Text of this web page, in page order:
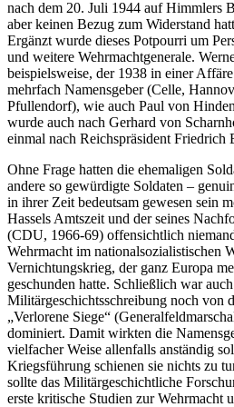
nach dem 20. Juli 1944 auf Himmlers
aber keinen Bezug zum Widerstand
Ergänzt wurde dieses Potpourri um
und weitere Wehrmachtgenerale.
beispielsweise, der 1938 in einer
mehrfach Namensgeber (Celle,
Pfullendorf), wie auch Paul von
wurde auch nach Gerhard von
einmal nach Reichspräsident Friedrich
Ohne Frage hatten die ehemaligen
andere so gewürdigte Soldaten –
in ihrer Zeit bedeutsam gewesen sein
Hassels Amtszeit und der seines
(CDU, 1966-69) offensichtlich
Wehrmacht im nationalsozialistischen
Vernichtungskrieg, der ganz Europa
geschunden hatte. Schließlich war
Militärgeschichtsschreibung noch von
„Verlorene Siege“
dominiert. Damit wirkten die
vielfacher Weise allenfalls anständig
Kriegsführung schienen sie nichts zu
sollte das Militärgeschichtliche
erste kritische Studien zur Wehrmacht